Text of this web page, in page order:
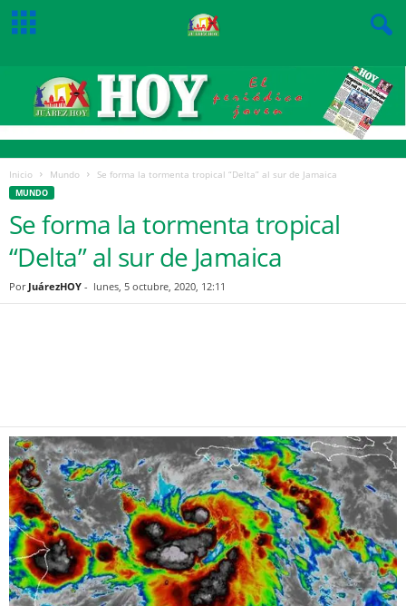
Inicio Mundo Se forma la tormenta tropical “Delta” al sur de Jamaica
MUNDO
Se forma la tormenta tropical
“Delta” al sur de Jamaica
Por JuárezHOY - lunes, 5 octubre, 2020, 12:11